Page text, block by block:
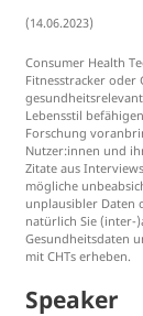
(14.06.2023)
Consumer Health
Fitnesstracker oder
Lebensstil
Forschung
Nutzer:innen und
Zitate aus
mögliche
unplausibler Daten
natürlich Sie (inter-
Gesundheitsdaten
mit CHTs erheben.
Speaker